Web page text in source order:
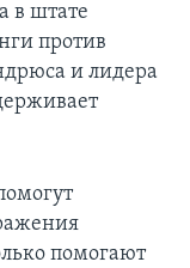
в штате
против
и лидера
помогают